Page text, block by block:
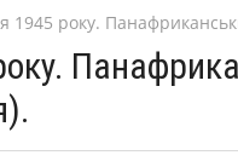
1945 року.